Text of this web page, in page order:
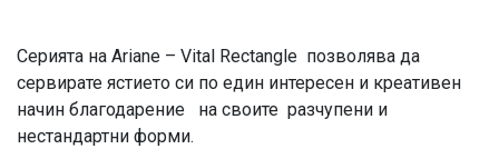
Серията на Ariane – Vital Rectangle позволява да
сервирате ястието си по един интересен и креативен
начин благодарение на своите разчупени и
нестандартни форми.